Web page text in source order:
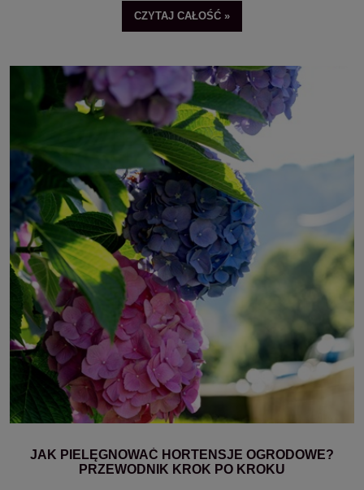
CZYTAJ CAŁOŚĆ »
JAK PIELĘGNOWAĆ HORTENSJE OGRODOWE?
PRZEWODNIK KROK PO KROKU